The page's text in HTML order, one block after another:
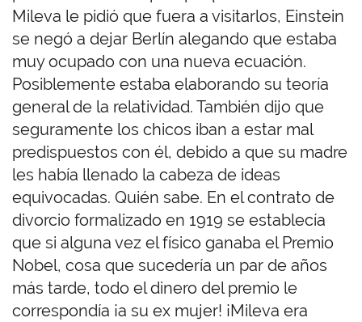
Mileva le pidió que fuera a visitarlos, Einstein
se negó a dejar Berlín alegando que estaba
muy ocupado con una nueva ecuación.
Posiblemente estaba elaborando su teoría
general de la relatividad. También dijo que
seguramente los chicos iban a estar mal
predispuestos con él, debido a que su madre
les había llenado la cabeza de ideas
equivocadas. Quién sabe. En el contrato de
divorcio formalizado en 1919 se establecía
que si alguna vez el físico ganaba el Premio
Nobel, cosa que sucedería un par de años
más tarde, todo el dinero del premio le
correspondía ¡a su ex mujer! ¡Mileva era